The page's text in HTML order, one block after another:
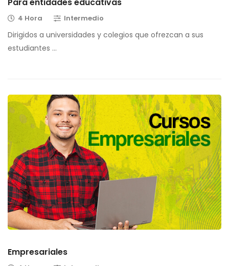
4 Hora Intermedio
Dirigidos a universidades y colegios que ofrezcan a sus
estudiantes …
Empresariales